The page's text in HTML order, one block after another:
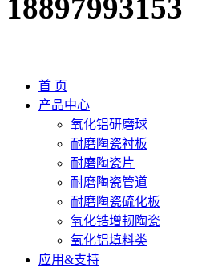
18897993153
首 页
产品中心
氧化铝研磨球
耐磨陶瓷衬板
耐磨陶瓷片
耐磨陶瓷管道
耐磨陶瓷硫化板
氧化锆增韧陶瓷
氧化铝填料类
应用&支持